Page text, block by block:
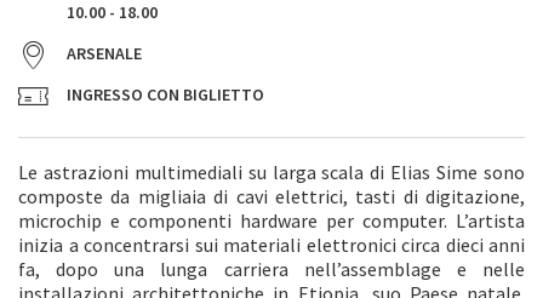
10.00 - 18.00
ARSENALE
INGRESSO CON BIGLIETTO
Le astrazioni multimediali su larga scala di Elias Sime sono
composte da migliaia di cavi elettrici, tasti di digitazione,
microchip e componenti hardware per computer. L’artista
inizia a concentrarsi sui materiali elettronici circa dieci anni
fa, dopo una lunga carriera nell’assemblage e nelle
installazioni architettoniche in Etiopia, suo Paese natale.